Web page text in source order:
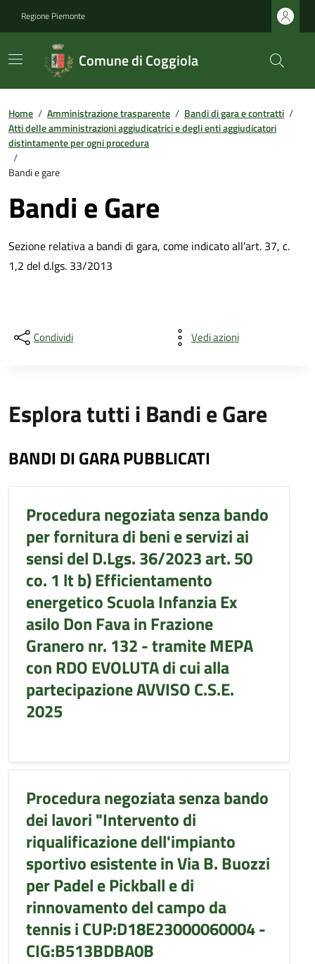
Regione Piemonte
Comune di Coggiola
Home / Amministrazione trasparente / Bandi di gara e contratti /
Atti delle amministrazioni aggiudicatrici e degli enti aggiudicatori
distintamente per ogni procedura
/
Bandi e gare
Bandi e Gare
Sezione relativa a bandi di gara, come indicato all'art. 37, c.
1,2 del d.lgs. 33/2013
Condividi Vedi azioni
Esplora tutti i Bandi e Gare
BANDI DI GARA PUBBLICATI
Procedura negoziata senza bando
per fornitura di beni e servizi ai
sensi del D.Lgs. 36/2023 art. 50
co. 1 lt b) Efficientamento
energetico Scuola Infanzia Ex
asilo Don Fava in Frazione
Granero nr. 132 - tramite MEPA
con RDO EVOLUTA di cui alla
partecipazione AVVISO C.S.E.
2025
Procedura negoziata senza bando
dei lavori "Intervento di
riqualificazione dell'impianto
sportivo esistente in Via B. Buozzi
per Padel e Pickball e di
rinnovamento del campo da
tennis i CUP:D18E23000060004 -
CIG:B513BDBA0B